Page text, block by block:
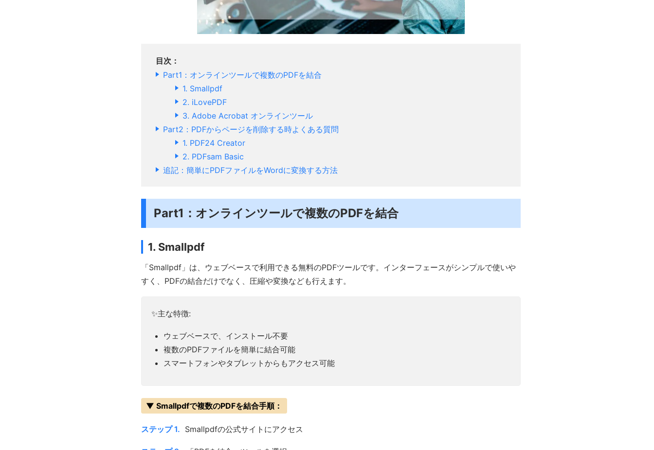
目次：
Part1：オンラインツールで複数のPDFを結合
1. Smallpdf
2. iLovePDF
3. Adobe Acrobat オンラインツール
Part2：PDFからページを削除する時よくある質問
1. PDF24 Creator
2. PDFsam Basic
追記：簡単にPDFファイルをWordに変換する方法
Part1：オンラインツールで複数のPDFを結合
1. Smallpdf
「Smallpdf」は、ウェブベースで利用できる無料のPDFツールです。インターフェースがシンプルで使いや
すく、PDFの結合だけでなく、圧縮や変換なども行えます。
✨主な特徴:
ウェブベースで、インストール不要
複数のPDFファイルを簡単に結合可能
スマートフォンやタブレットからもアクセス可能
▼ Smallpdfで複数のPDFを結合手順：
ステップ 1. Smallpdfの公式サイトにアクセス